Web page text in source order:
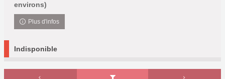
environs)
Plus d'infos
Indisponible